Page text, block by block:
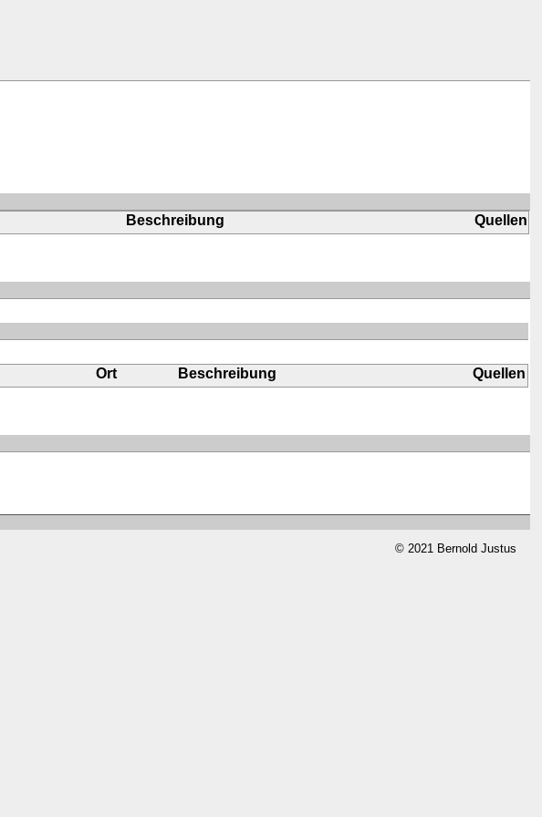
Beschreibung
Quellen
Ort Beschreibung
Quellen
© 2021 Bernold Justus